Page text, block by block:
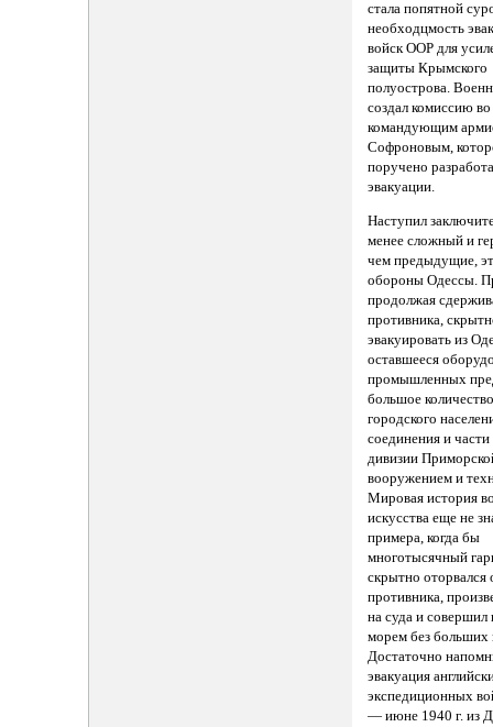
стала попятной
необходцмость
войск ООР для
защиты Крымского
полуострова.
создал комиссию во
командующим
Софроновым,
поручено
эвакуации.
Наступил
менее сложный и
чем предыдущие,
обороны Одессы.
продолжая
противника,
эвакуировать из
оставшееся
промышленных
большое
городского
соединения и
дивизии
вооружением и
Мировая история
искусства еще не
примера, когда бы
многотысячный
скрытно оторвался
противника,
на суда и совершил
морем без больших
Достаточно
эвакуация
экспедиционных
— июне 1940 г. из